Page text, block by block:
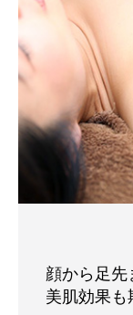
顔から足先
美肌効果も